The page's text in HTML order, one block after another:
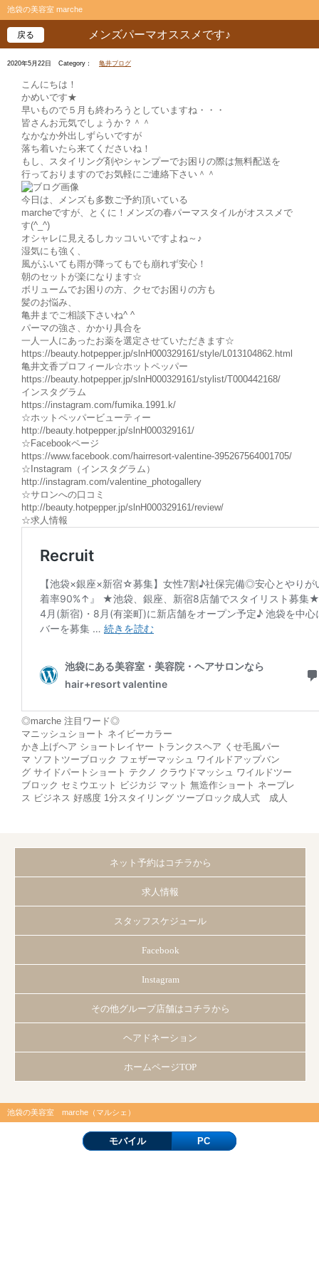
池袋の美容室 marche
メンズパーマオススメです♪
戻る
2020年5月22日 Category： 亀井ブログ
こんにちは！
かめいです★
早いもので５月も終わろうとしていますね・・・
皆さんお元気でしょうか？＾＾
なかなか外出しずらいですが
落ち着いたら来てくださいね！
もし、スタイリング剤やシャンプーでお困りの際は無料配送を
行っておりますのでお気軽にご連絡下さい＾＾
今日は、メンズも多数ご予約頂いている
marcheですが、とくに！メンズの春パーマスタイルがオススメで
す(^_^)
オシャレに見えるしカッコいいですよね～♪
湿気にも強く、
風がふいても雨が降ってもでも崩れず安心！
朝のセットが楽になります☆
ボリュームでお困りの方、クセでお困りの方も
髪のお悩み、
亀井までご相談下さいね^ ^
パーマの強さ、かかり具合を
一人一人にあったお薬を選定させていただきます☆
https://beauty.hotpepper.jp/slnH000329161/style/L013104862.html
亀井文香プロフィール☆ホットペッパー
https://beauty.hotpepper.jp/slnH000329161/stylist/T000442168/
インスタグラム
https://instagram.com/fumika.1991.k/
☆ホットペッパービューティー
http://beauty.hotpepper.jp/slnH000329161/
☆Facebookページ
https://www.facebook.com/hairresort-valentine-395267564001705/
☆Instagram（インスタグラム）
http://instagram.com/valentine_photogallery
☆サロンへの口コミ
http://beauty.hotpepper.jp/slnH000329161/review/
☆求人情報
◎marche 注目ワード◎
マニッシュショート ネイビーカラー
かき上げヘア ショートレイヤー トランクスヘア くせ毛風パー
マ ソフトツーブロック フェザーマッシュ ワイルドアップバン
グ サイドパートショート テクノ クラウドマッシュ ワイルドツー
ブロック セミウエット ビジカジ マット 無造作ショート ネープレ
ス ビジネス 好感度 1分スタイリング ツーブロック成人式 成人
ネット予約はコチラから
求人情報
スタッフスケジュール
Facebook
Instagram
その他グループ店舗はコチラから
ヘアドネーション
ホームページTOP
池袋の美容室 marche（マルシェ）
モバイル PC